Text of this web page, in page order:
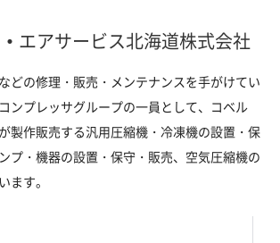
エアサービス北海道株式会社
どの修理・販売・メンテナンスを手がけてい
ンプレッサグループの一員として、コベル
製作販売する汎用圧縮機・冷凍機の設置・保
プ・機器の設置・保守・販売、空気圧縮機の
ます。